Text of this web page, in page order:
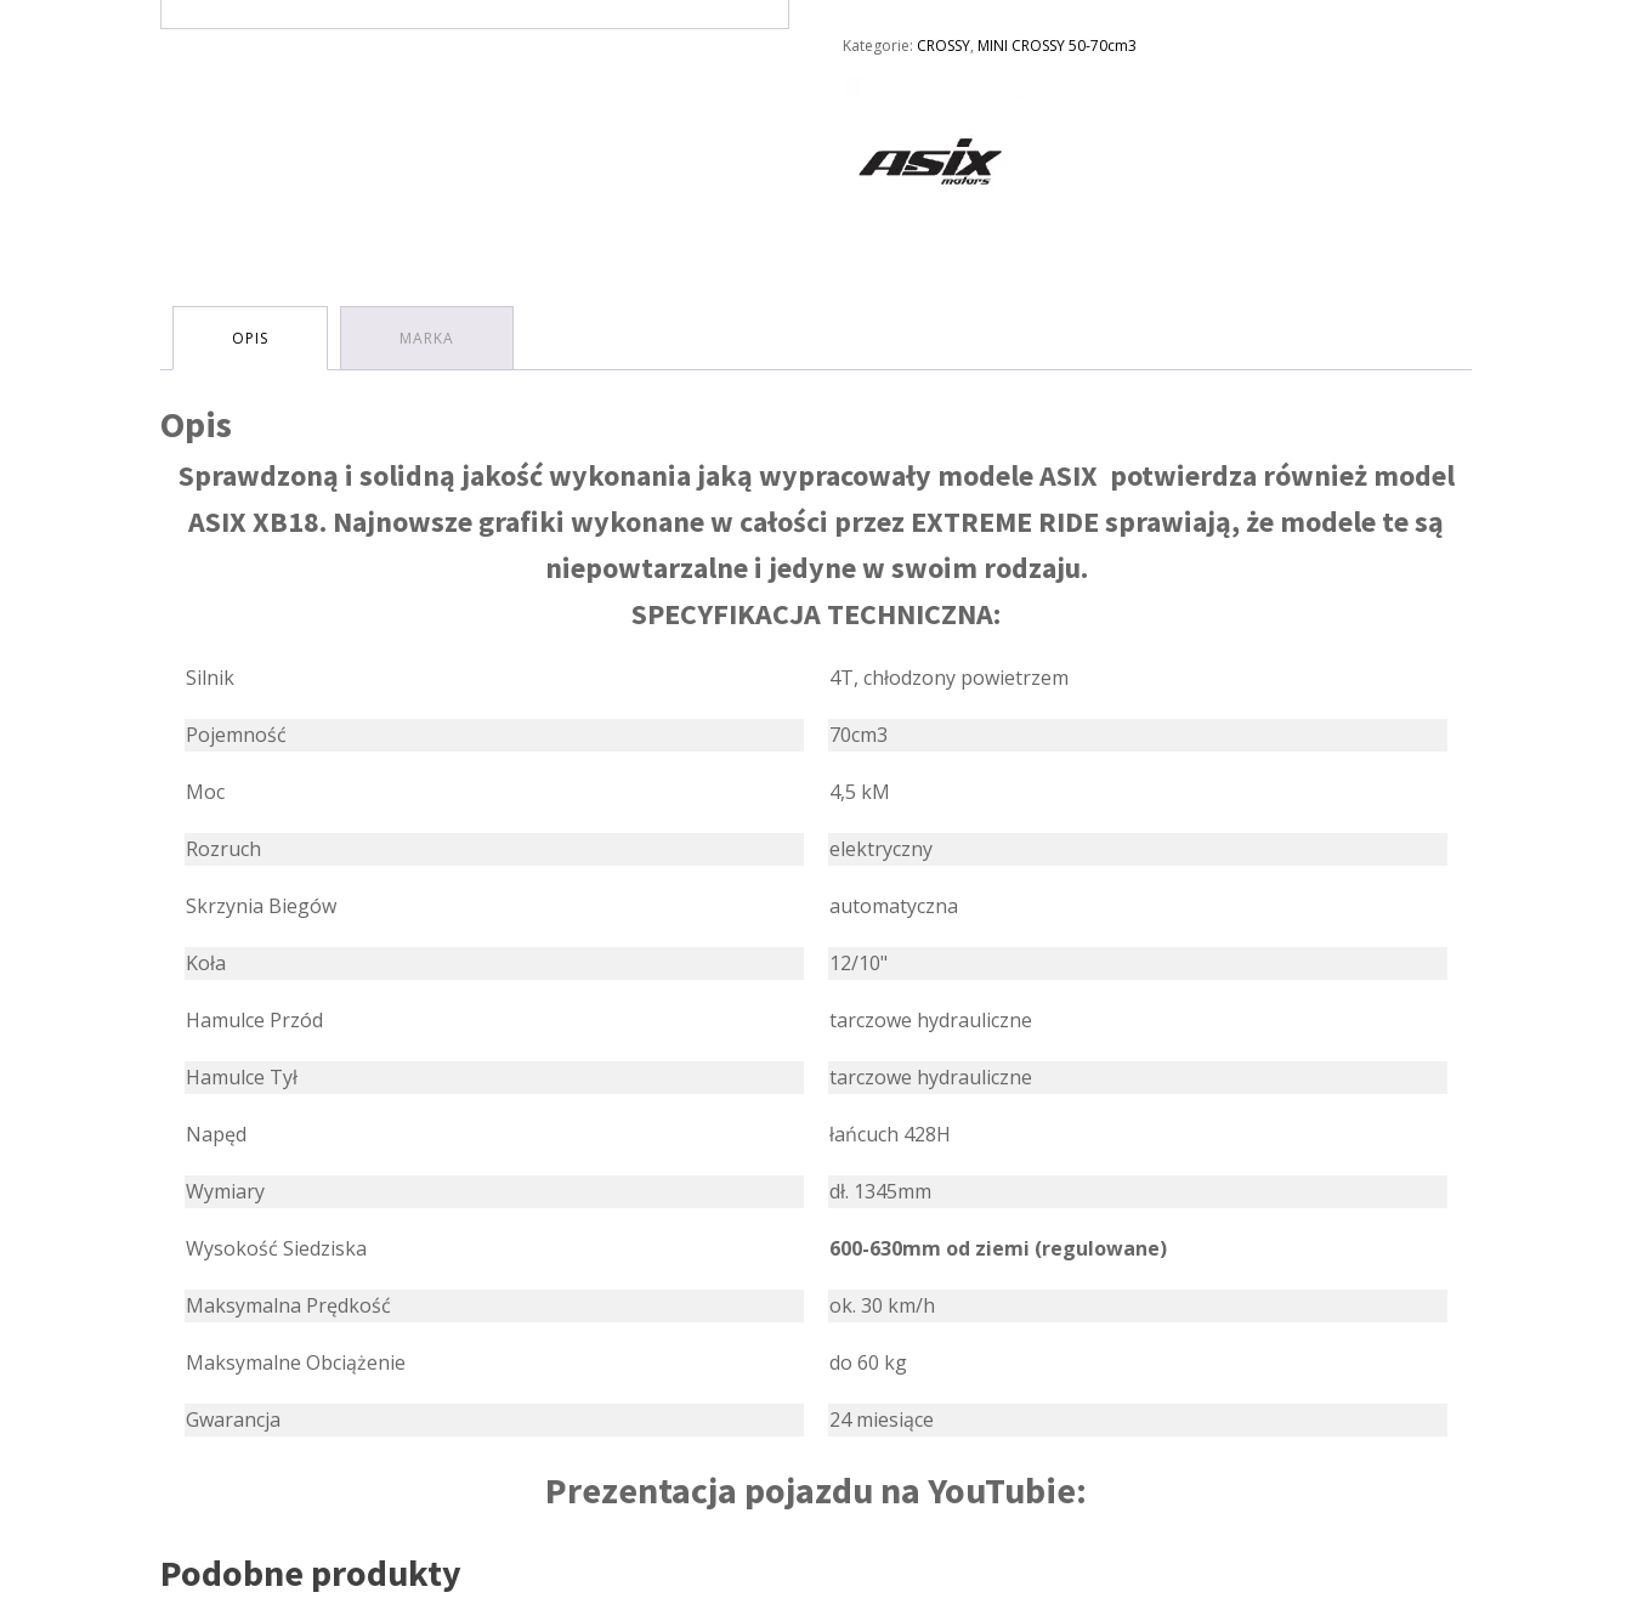
XB18
START
rozruch
Kategorie: CROSSY, MINI CROSSY 50-70cm3
OPIS MARKA
Opis
Sprawdzoną i solidną jakość wykonania jaką wypracowały modele ASIX potwierdza również model
ASIX XB18. Najnowsze grafiki wykonane w całości przez EXTREME RIDE sprawiają, że modele te są
niepowtarzalne i jedyne w swoim rodzaju.
SPECYFIKACJA TECHNICZNA:
Silnik 4T, chłodzony powietrzem
Pojemność 70cm3
Moc 4,5 kM
Rozruch elektryczny
Skrzynia Biegów automatyczna
Koła 12/10"
Hamulce Przód tarczowe hydrauliczne
Hamulce Tył tarczowe hydrauliczne
Napęd łańcuch 428H
Wymiary dł. 1345mm
Wysokość Siedziska 600-630mm od ziemi (regulowane)
Maksymalna Prędkość ok. 30 km/h
Maksymalne Obciążenie do 60 kg
Gwarancja 24 miesiące
Prezentacja pojazdu na YouTubie:
Podobne produkty